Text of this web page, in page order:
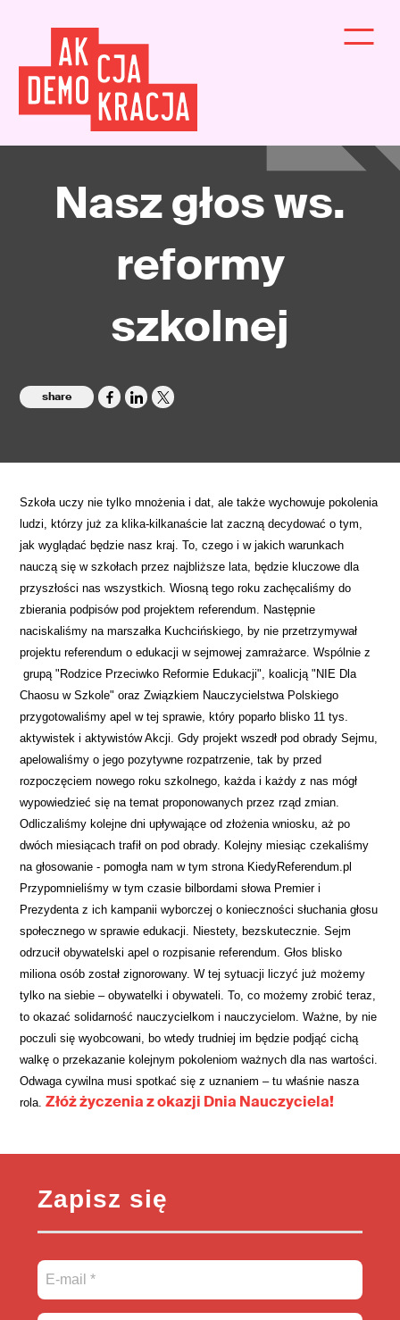
Nasz głos ws.
reformy
szkolnej
share
Szkoła uczy nie tylko mnożenia i dat, ale także wychowuje pokolenia
ludzi, którzy już za klika-kilkanaście lat zaczną decydować o tym,
jak wyglądać będzie nasz kraj. To, czego i w jakich warunkach
nauczą się w szkołach przez najbliższe lata, będzie kluczowe dla
przyszłości nas wszystkich.Wiosną tego roku zachęcaliśmy do
zbierania podpisów pod projektem referendum. Następnie
naciskaliśmy na marszałka Kuchcińskiego, by nie przetrzymywał
projektu referendum o edukacji w sejmowej zamrażarce. Wspólnie z
grupą "Rodzice Przeciwko Reformie Edukacji", koalicją "NIE Dla
Chaosu w Szkole" oraz Związkiem Nauczycielstwa Polskiego
przygotowaliśmy apel w tej sprawie, który poparło blisko 11 tys.
aktywistek i aktywistów Akcji. Gdy projekt wszedł pod obrady Sejmu,
apelowaliśmy o jego pozytywne rozpatrzenie, tak by przed
rozpoczęciem nowego roku szkolnego, każda i każdy z nas mógł
wypowiedzieć się na temat proponowanych przez rząd zmian.
Odliczaliśmy kolejne dni upływające od złożenia wniosku, aż po
dwóch miesiącach trafił on pod obrady. Kolejny miesiąc czekaliśmy
na głosowanie - pomogła nam w tym strona KiedyReferendum.pl
Przypomnieliśmy w tym czasie bilbordami słowa Premier i
Prezydenta z ich kampanii wyborczej o konieczności słuchania głosu
społecznego w sprawie edukacji. Niestety, bezskutecznie. Sejm
odrzucił obywatelski apel o rozpisanie referendum. Głos blisko
miliona osób został zignorowany.W tej sytuacji liczyć już możemy
tylko na siebie – obywatelki i obywateli. To, co możemy zrobić teraz,
to okazać solidarność nauczycielkom i nauczycielom. Ważne, by nie
poczuli się wyobcowani, bo wtedy trudniej im będzie podjąć cichą
walkę o przekazanie kolejnym pokoleniom ważnych dla nas wartości.
Odwaga cywilna musi spotkać się z uznaniem – tu właśnie nasza
rola.Złóż życzenia z okazji Dnia Nauczyciela!
Zapisz się